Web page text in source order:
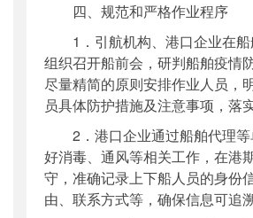
四、规范和严格作业程序
1．引航机构、港口企业在船
组织召开船前会，研判船舶疫情
尽量精简的原则安排作业人员，
员具体防护措施及注意事项，落
2．港口企业通过船舶代理
好消毒、通风等相关工作，在港
守，准确记录上下船人员的身份
由、联系方式等，确保信息可追溯